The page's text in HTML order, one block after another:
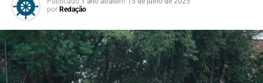
por Redação